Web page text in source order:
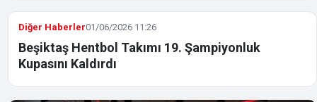
Diğer Haberler01/06/2026 11:26
Beşiktaş Hentbol Takımı 19. Şampiyonluk
Kupasını Kaldırdı